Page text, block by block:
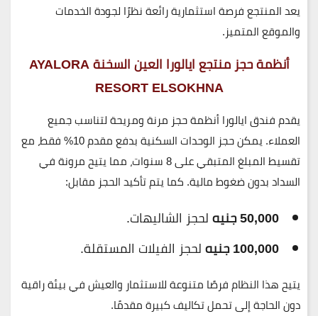
يعد المنتجع فرصة استثمارية رائعة نظرًا لجودة الخدمات
والموقع المتميز.
أنظمة حجز منتجع ايالورا العين السخنةAYALORA
RESORT ELSOKHNA
يقدمفندق ايالوراأنظمة حجز مرنة ومريحة لتناسب جميع
العملاء. يمكن حجز الوحدات السكنية بدفع مقدم10%
فقط، مع
تقسيط المبلغ المتبقي على8 سنوات
، مما يتيح مرونة في
السداد بدون ضغوط مالية. كما يتم تأكيد الحجز مقابل:
50,000 جنيه
لحجز الشاليهات.
100,000 جنيه
لحجز الفيلات المستقلة.
يتيح هذا النظام فرصًا متنوعة للاستثمار والعيش في بيئة راقية
دون الحاجة إلى تحمل تكاليف كبيرة مقدمًا.